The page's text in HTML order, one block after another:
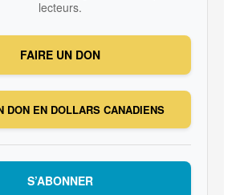
lecteurs.
FAIRE UN DON
DON EN DOLLARS CANADIENS
S’ABONNER